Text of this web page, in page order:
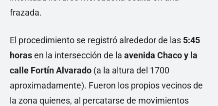
frazada.
El procedimiento se registró alrededor de las 5:45
horasen la intersección de la avenida Chaco y la
calle Fortín Alvarado (a la altura del 1700
aproximadamente). Fueron los propios vecinos de
la zona quienes, al percatarse de movimientos